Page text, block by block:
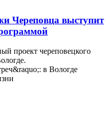
Череповца выступит
проект череповецкого